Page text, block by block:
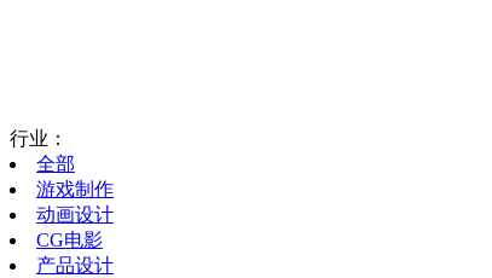
行业：
全部
游戏制作
动画设计
CG电影
产品设计